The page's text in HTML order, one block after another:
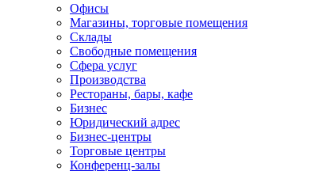
Офисы
Магазины, торговые помещения
Склады
Свободные помещения
Сфера услуг
Производства
Рестораны, бары, кафе
Бизнес
Юридический адрес
Бизнес-центры
Торговые центры
Конференц-залы